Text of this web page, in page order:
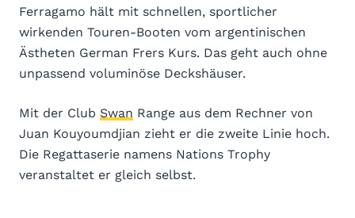
Ferragamo hält mit schnellen, sportlicher
wirkenden Touren-Booten vom argentinischen
Ästheten German Frers Kurs. Das geht auch ohne
unpassend voluminöse Deckshäuser.
Mit der Club Swan Range aus dem Rechner von
Juan Kouyoumdjian zieht er die zweite Linie hoch.
Die Regattaserie namens Nations Trophy
veranstaltet er gleich selbst.